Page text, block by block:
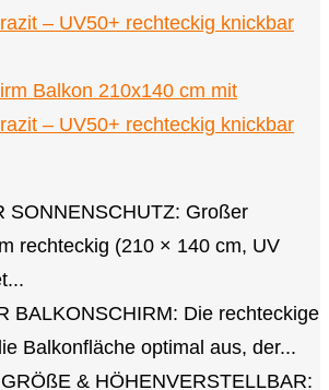
Balkon 210x140 cm mit
– UV50+ rechteckig knickbar
SONNENSCHUTZ: Großer
rechteckig (210 × 140 cm, UV
BALKONSCHIRM: Die rechteckige
Balkonfläche optimal aus, der...
& HÖHENVERSTELLBAR: